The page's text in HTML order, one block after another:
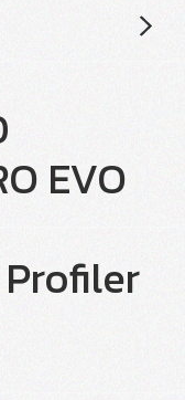
EVO